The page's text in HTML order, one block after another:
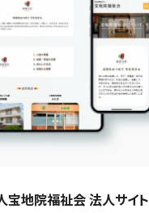
宝地院福祉会 法人サイト